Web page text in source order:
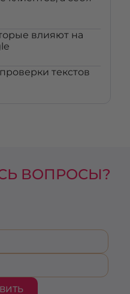
влияют на
текстов
ВОПРОСЫ?